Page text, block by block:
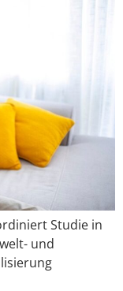
Studie in
und